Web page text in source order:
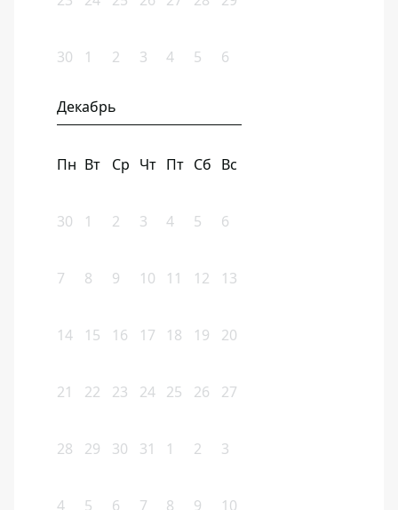
30 1 2 3 4 5 6
Декабрь
Пн Вт Ср Чт Пт Сб Вс
30 1 2 3 4 5 6
7 8 9 10 11 12 13
14 15 16 17 18 19 20
21 22 23 24 25 26 27
28 29 30 31 1 2 3
4 5 6 7 8 9 10